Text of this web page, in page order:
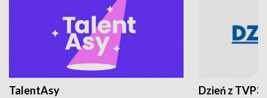
TalentAsy Dzień z TVP3